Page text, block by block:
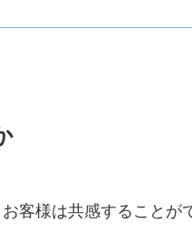
客様は共感することが